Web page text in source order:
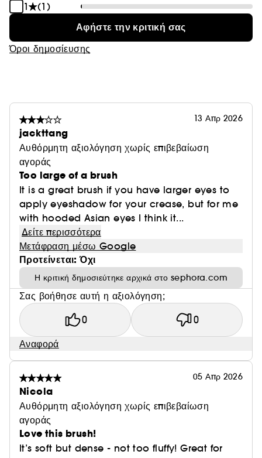
1 (1)
Αφήστε την κριτική σας
Όροι δημοσίευσης
13 Απρ 2026
jackttang
Αυθόρμητη αξιολόγηση χωρίς επιβεβαίωση
αγοράς
Too large of a brush
It is a great brush if you have larger eyes to
apply eyeshadow for your crease, but for me
with hooded Asian eyes I think it...
Δείτε περισσότερα
Μετάφραση μέσω Google
Προτείνεται: Όχι
Η κριτική δημοσιεύτηκε αρχικά στο sephora.com
Σας βοήθησε αυτή η αξιολόγηση;
0 0
Αναφορά
05 Απρ 2026
Nicola
Αυθόρμητη αξιολόγηση χωρίς επιβεβαίωση
αγοράς
Love this brush!
It’s soft but dense - not too fluffy! Great for